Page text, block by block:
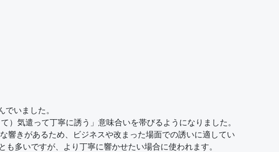
いました。
気遣って丁寧に誘う」意味合いを帯びるようになりました。
きがあるため、ビジネスや改まった場面での誘いに適してい
多いですが、より丁寧に響かせたい場合に使われます。